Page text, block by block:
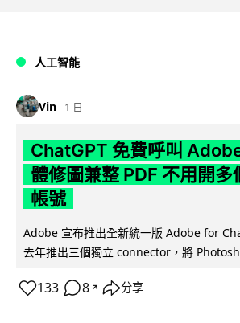
人工智能
Vin 1 日
ChatGPT 免費呼叫
體修圖兼整 PDF 不用開多
帳號
Adobe 宣布推出全新統一版 Adobe for
去年推出三個獨立 connector，將
133 8 ↗ 分享